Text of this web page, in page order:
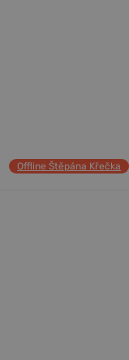
Offline Štěpána Křečka